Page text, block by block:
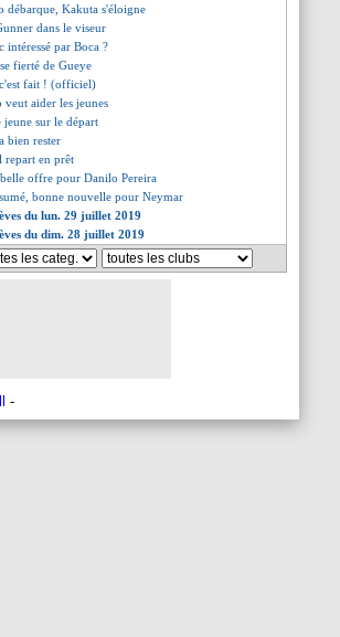
débarque, Kakuta s'éloigne
dans le viseur
intéressé par Boca ?
fierté de Gueye
fait ! (officiel)
veut aider les jeunes
jeune sur le départ
bien rester
repart en prêt
offre pour Danilo Pereira
bonne nouvelle pour Neymar
du lun. 29 juillet 2019
du dim. 28 juillet 2019
-